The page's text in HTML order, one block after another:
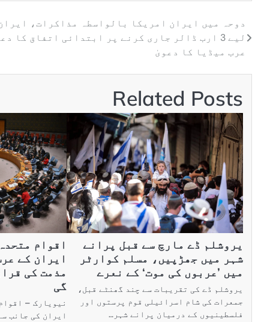
دوحہ میں ایران امریکا بالواسطہ مذاکرات،
لیے 3 ارب ڈالر جاری کرنے پر ابتدائی اتفاق کا
عرب میڈیا کا دعویٰ
Related Posts
یروشلم ڈے مارچ سے قبل پرانے
شہر میں جھڑپیں، مسلم کوارٹر
میں ’عربوں کی موت‘ کے نعرے
یروشلم ڈے کی تقریبات سے چند گھنٹے قبل،
جمعرات کی شام اسرائیلی قوم پرستوں اور
فلسطینیوں کے درمیان پرانے شہر…
اقوام
ایران کے
مذمت کی
گی
نیویارک –
ایران کی جانب